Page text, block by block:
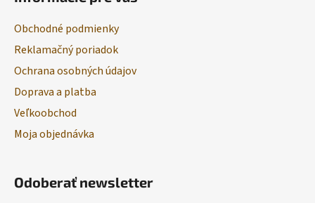
Obchodné podmienky
Reklamačný poriadok
Ochrana osobných údajov
Doprava a platba
Veľkoobchod
Moja objednávka
Odoberať newsletter